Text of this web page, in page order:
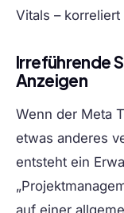
Vitals –
Irreführende
Anzeigen
Wenn der Meta
etwas anderes
entsteht ein
auf einer